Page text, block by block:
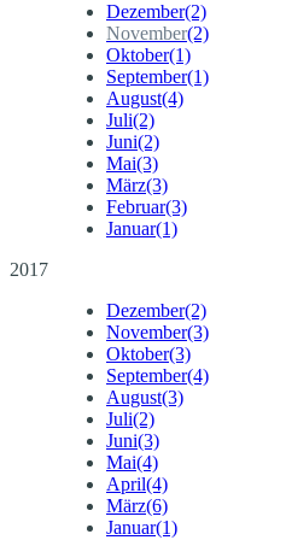
Dezember(2)
November(2)
Oktober(1)
September(1)
August(4)
Juli(2)
Juni(2)
Mai(3)
März(3)
Februar(3)
Januar(1)
2017
Dezember(2)
November(3)
Oktober(3)
September(4)
August(3)
Juli(2)
Juni(3)
Mai(4)
April(4)
März(6)
Januar(1)